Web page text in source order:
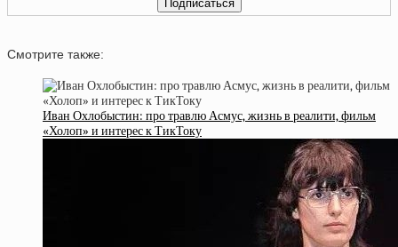
Смотрите также:
Иван Охлобыстин: про травлю Асмус, жизнь в реалити, фильм
«Холоп» и интерес к ТикТоку